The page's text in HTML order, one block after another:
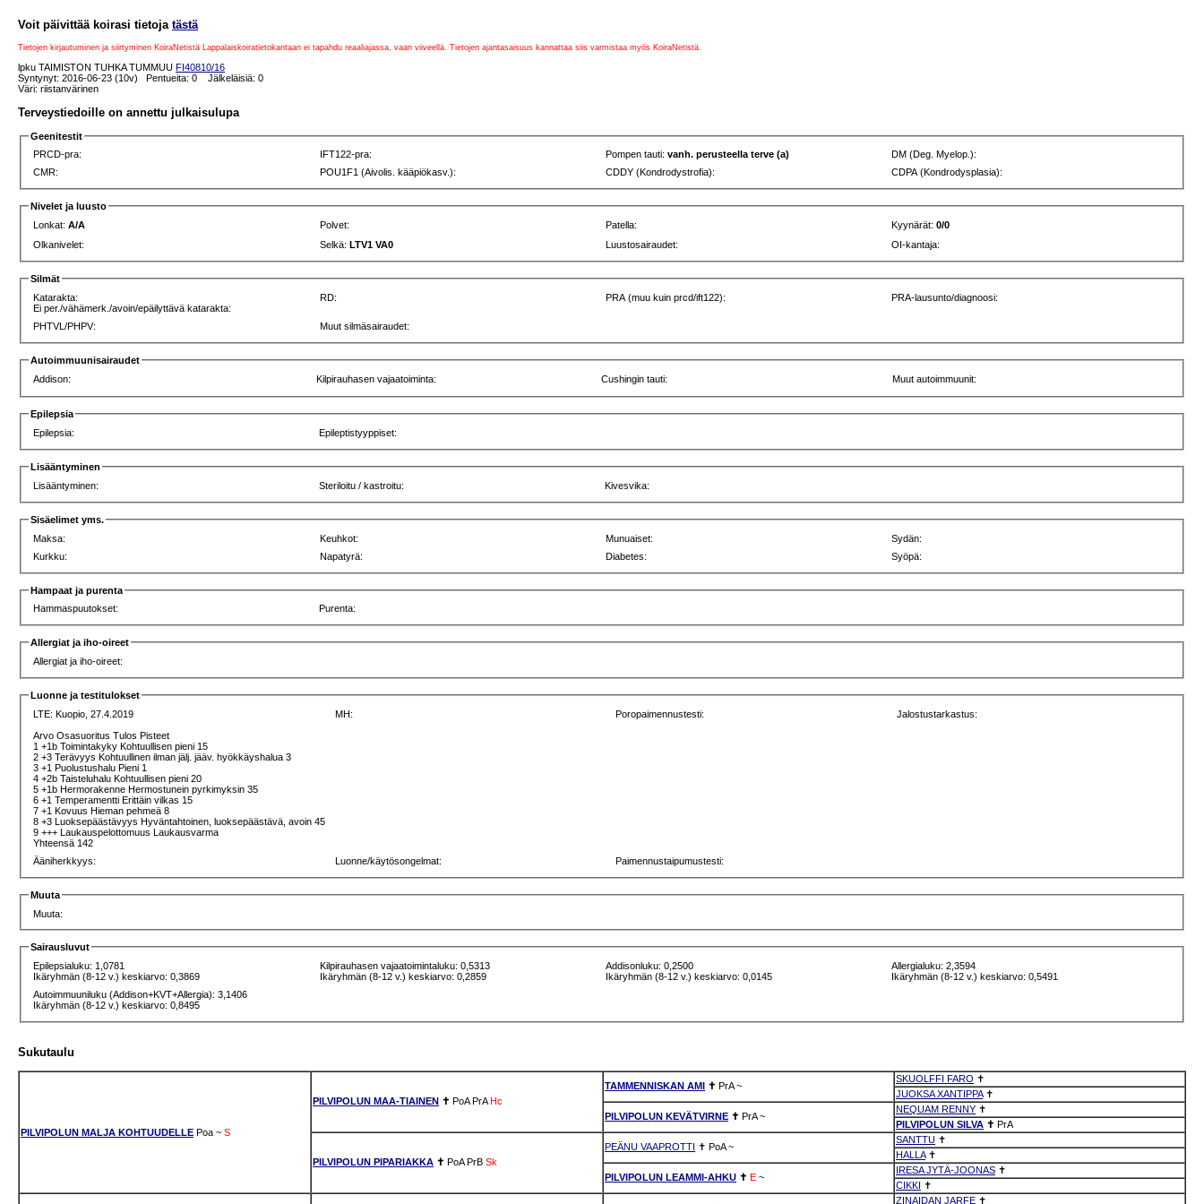
Voit päivittää koirasi tietoja tästä
Tietojen kirjautuminen ja siirtyminen KoiraNetistä Lappalaiskoiratietokantaan ei tapahdu reaaliajassa, vaan viiveellä. Tietojen ajantasaisuus kannattaa siis varmistaa myös KoiraNetistä.
lpku TAIMISTON TUHKA TUMMUU FI40810/16
Syntynyt: 2016-06-23 (10v) Pentueita: 0 Jälkeläisiä: 0
Väri: riistanvärinen
Terveystiedoille on annettu julkaisulupa
Geenitestit
PRCD-pra:
IFT122-pra: Pompen tauti:vanh. perusteella terve (a)
DM (Deg. Myelop.):
CMR:
POU1F1 (Aivolis. kääpiökasv.): CDDY (Kondrodystrofia): CDPA (Kondrodysplasia):
Nivelet ja luusto
Lonkat:A/A Polvet: Patella: Kyynärät:0/0
Olkanivelet:
Selkä:LTV1 VA0 Luustosairaudet: OI-kantaja:
Silmät
Katarakta:
Ei per./vähämerk./avoin/epäilyttävä katarakta:
RD: PRA (muu kuin prcd/ift122): PRA-lausunto/diagnoosi:
PHTVL/PHPV: Muut silmäsairaudet:
Autoimmuunisairaudet
Addison:
Kilpirauhasen vajaatoiminta: Cushingin tauti: Muut autoimmuunit:
Epilepsia
Epilepsia:
Epileptistyyppiset:
Lisääntyminen
Lisääntyminen:
Steriloitu / kastroitu: Kivesvika:
Sisäelimet yms.
Maksa:
Keuhkot: Munuaiset:
Sydän:
Kurkku:
Napatyrä: Diabetes: Syöpä:
Hampaat ja purenta
Hammaspuutokset:
Purenta:
Allergiat ja iho-oireet
Allergiat ja iho-oireet:
Luonne ja testitulokset
LTE:Kuopio, 27.4.2019
Arvo Osasuoritus Tulos Pisteet
1 +1b Toimintakyky Kohtuullisen pieni 15
2 +3 Terävyys Kohtuullinen ilman jälj. jääv. hyökkäyshalua 3
3 +1 Puolustushalu Pieni 1
4 +2b Taisteluhalu Kohtuullisen pieni 20
5 +1b Hermorakenne Hermostunein pyrkimyksin 35
6 +1 Temperamentti Erittäin vilkas 15
7 +1 Kovuus Hieman pehmeä 8
8 +3 Luoksepäästävyys Hyväntahtoinen, luoksepäästävä, avoin 45
9 +++ Laukauspelottomuus Laukausvarma
Yhteensä 142
MH: Poropaimennustesti: Jalostustarkastus:
Ääniherkkyys: Luonne/käytösongelmat: Paimennustaipumustesti:
Muuta
Muuta:
Sairausluvut
Epilepsialuku: 1,0781
Ikäryhmän (8-12 v.) keskiarvo: 0,3869
Kilpirauhasen vajaatoimintaluku: 0,5313
Ikäryhmän (8-12 v.) keskiarvo: 0,2859
Addisonluku: 0,2500
Ikäryhmän (8-12 v.) keskiarvo: 0,0145
Allergialuku: 2,3594
Ikäryhmän (8-12 v.) keskiarvo: 0,5491
Autoimmuuniluku (Addison+KVT+Allergia): 3,1406
Ikäryhmän (8-12 v.) keskiarvo: 0,8495
Sukutaulu
PILVIPOLUN MALJA KOHTUUDELLE Poa ~ S
PILVIPOLUN MAA-TIAINEN ✝ PoA PrA Hc
TAMMENNISKAN AMI ✝ PrA ~
SKUOLFFI FARO ✝
JUOKSA XANTIPPA✝
PILVIPOLUN KEVÄTVIRNE ✝ PrA ~
NEQUAM RENNY ✝
PILVIPOLUN SILVA ✝ PrA
PILVIPOLUN PIPARIAKKA ✝ PoA PrB Sk
PEÄNU VAAPROTTI ✝ PoA ~
SANTTU ✝
HALLA✝
PILVIPOLUN LEAMMI-AHKU ✝ E ~
IRESA JYTÄ-JOONAS ✝
CIKKI ✝
ZINAIDAN JARFE ✝